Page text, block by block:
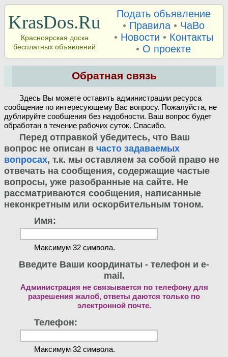
KrasDos.Ru
Красноярская доска
бесплатных объявлений
Подать объявление
• Правила• ЧаВо
• Новости • Контакты
• О проекте
Обратная связь
Здесь Вы можете оставить администрации ресурса
сообщение по интересующему Вас вопросу. Пожалуйста, не
дублируйте сообщения без надобности. Ваш вопрос будет
обработан в течение рабочих суток. Спасибо.
Перед отправкой убедитесь, что Ваш
вопрос не описан в часто задаваемых
вопросах, т.к. мы оставляем за собой право не
отвечать на сообщения, содержащие частые
вопросы, уже разобранные на сайте. Не
рассматриваются сообщения, написанные
неконкретным или оскорбительным тоном.
Имя:
Максимум 32 символа.
Введите Ваши координаты - телефон и e-
mail.
Администрация не связывается по телефону для
разрешения жалоб, ответы даются только по
электронной почте.
Телефон:
Максимум 32 символа.